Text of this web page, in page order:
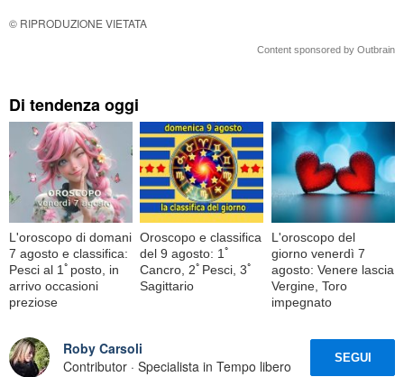
© RIPRODUZIONE VIETATA
Content sponsored by Outbrain
Di tendenza oggi
L'oroscopo di domani
7 agosto e classifica:
Pesci al 1ﾟposto, in
arrivo occasioni
preziose
Oroscopo e classifica
del 9 agosto: 1ﾟ
Cancro, 2ﾟPesci, 3ﾟ
Sagittario
L'oroscopo del
giorno venerdì 7
agosto: Venere lascia
Vergine, Toro
impegnato
Roby Carsoli
Contributor · Specialista in Tempo libero
SEGUI